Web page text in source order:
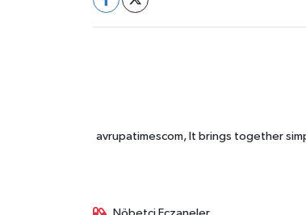
avrupatimescom, It brings together
Nöbetçi Eczaneler